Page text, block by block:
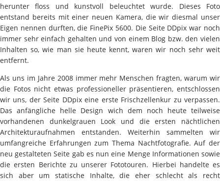
herunter floss und kunstvoll beleuchtet wurde. Dieses Foto
entstand bereits mit einer neuen Kamera, die wir diesmal unser
Eigen nennen durften, die FinePix 5600. Die Seite DDpix war noch
immer sehr einfach gehalten und von einem Blog bzw. den vielen
Inhalten so, wie man sie heute kennt, waren wir noch sehr weit
entfernt.
Als uns im Jahre 2008 immer mehr Menschen fragten, warum wir
die Fotos nicht etwas professioneller präsentieren, entschlossen
wir uns, der Seite DDpix eine erste Frischzellenkur zu verpassen.
Das anfängliche helle Design wich dem noch heute teilweise
vorhandenen dunkelgrauen Look und die ersten nächtlichen
Architekturaufnahmen entstanden. Weiterhin sammelten wir
umfangreiche Erfahrungen zum Thema Nachtfotografie. Auf der
neu gestalteten Seite gab es nun eine Menge Informationen sowie
die ersten Berichte zu unserer Fototouren. Hierbei handelte es
sich aber um statische Inhalte, die eher schlecht als recht